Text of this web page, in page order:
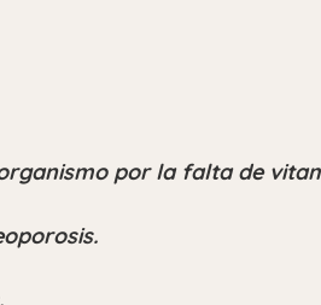
por la falta de